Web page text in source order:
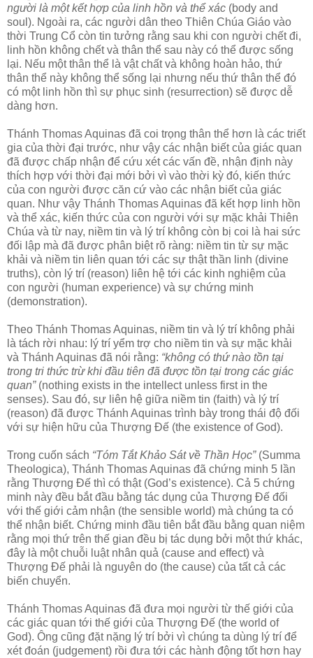
người là một kết hợp của linh hồn và thể xác (body and
soul). Ngoài ra, các người dân theo Thiên Chúa Giáo vào
thời Trung Cổ còn tin tưởng rằng sau khi con người chết đi,
linh hồn không chết và thân thể sau này có thể được sống
lại. Nếu một thân thể là vật chất và không hoàn hảo, thứ
thân thể này không thể sống lại nhưng nếu thứ thân thể đó
có một linh hồn thì sự phục sinh (resurrection) sẽ được dễ
dàng hơn.
Thánh Thomas Aquinas đã coi trọng thân thể hơn là các triết
gia của thời đại trước, như vậy các nhận biết của giác quan
đã được chấp nhận để cứu xét các vấn đề, nhận định này
thích hợp với thời đại mới bởi vì vào thời kỳ đó, kiến thức
của con người được căn cứ vào các nhận biết của giác
quan. Như vậy Thánh Thomas Aquinas đã kết hợp linh hồn
và thể xác, kiến thức của con người với sự mặc khải Thiên
Chúa và từ nay, niềm tin và lý trí không còn bị coi là hai sức
đối lập mà đã được phân biệt rõ ràng: niềm tin từ sự mặc
khải và niềm tin liên quan tới các sự thật thần linh (divine
truths), còn lý trí (reason) liên hệ tới các kinh nghiệm của
con người (human experience) và sự chứng minh
(demonstration).
Theo Thánh Thomas Aquinas, niềm tin và lý trí không phải
là tách rời nhau: lý trí yểm trợ cho niềm tin và sự mặc khải
và Thánh Aquinas đã nói rằng: “không có thứ nào tồn tại
trong tri thức trừ khi đầu tiên đã được tồn tại trong các giác
quan”(nothing exists in the intellect unless first in the
senses). Sau đó, sự liên hệ giữa niềm tin (faith) và lý trí
(reason) đã được Thánh Aquinas trình bày trong thái độ đối
với sự hiện hữu của Thượng Đế (the existence of God).
Trong cuốn sách “Tóm Tắt Khảo Sát về Thần Học”(Summa
Theologica), Thánh Thomas Aquinas đã chứng minh 5 lần
rằng Thượng Đế thì có thật (God’s existence). Cả 5 chứng
minh này đều bắt đầu bằng tác dụng của Thượng Đế đối
với thế giới cảm nhận (the sensible world) mà chúng ta có
thể nhận biết. Chứng minh đầu tiên bắt đầu bằng quan niệm
rằng mọi thứ trên thế gian đều bị tác dụng bởi một thứ khác,
đây là một chuỗi luật nhân quả (cause and effect) và
Thượng Đế phải là nguyên do (the cause) của tất cả các
biến chuyển.
Thánh Thomas Aquinas đã đưa mọi người từ thế giới của
các giác quan tới thế giới của Thượng Đế (the world of
God). Ông cũng đặt nặng lý trí bởi vì chúng ta dùng lý trí để
xét đoán (judgement) rồi đưa tới các hành động tốt hơn hay